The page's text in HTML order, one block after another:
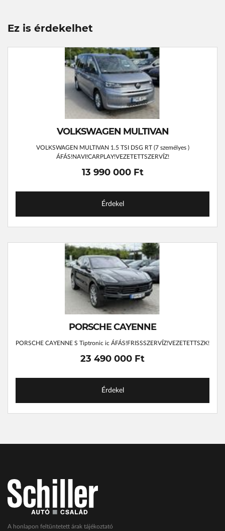
Ez is érdekelhet
VOLKSWAGEN MULTIVAN
VOLKSWAGEN MULTIVAN 1.5 TSI DSG RT (7 személyes )
ÁFÁS!NAVI!CARPLAY!VEZETETTSZERVÍZ!
13 990 000 Ft
Érdekel
PORSCHE CAYENNE
PORSCHE CAYENNE S Tiptronic ic ÁFÁS!FRISSSZERVÍZ!VEZETETTSZK!
23 490 000 Ft
Érdekel
A honlapon feltüntetett árak tájékoztató